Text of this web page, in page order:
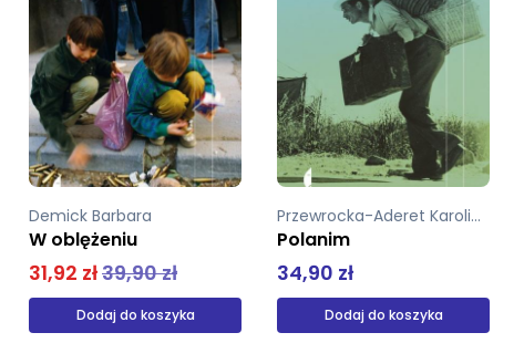
Polanim
34,90 zł
Dodaj do koszyka
Rigamonti Magdalena
Niewygodni
54,90 zł
Dodaj do koszyka